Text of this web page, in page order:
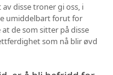
disse troner gi oss, i
umiddelbart forut for
de som sitter på disse
som nå blir øvd